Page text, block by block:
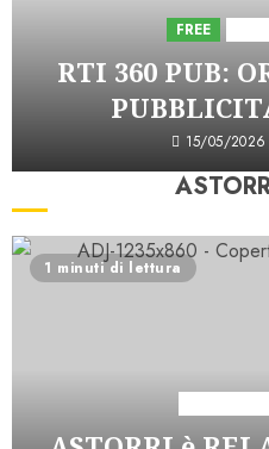
FREE
RTI 360 PUB:
15/05/2026
1 minuti di lettura